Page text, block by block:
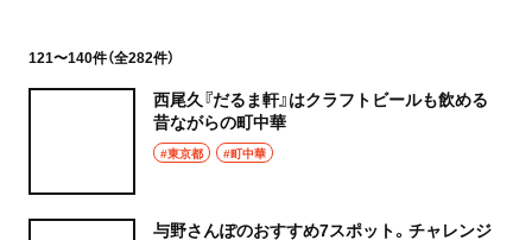
121〜140件（全282件）
西尾久『だるま軒』はクラフトビールも飲める
昔ながらの町中華
#東京都 #町中華
与野さんぽのおすすめ7スポット。チャレンジ